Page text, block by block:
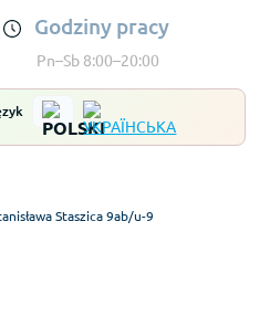
Godziny pracy
Pn–Sb 8:00–20:00
Staszica 9ab/u-9